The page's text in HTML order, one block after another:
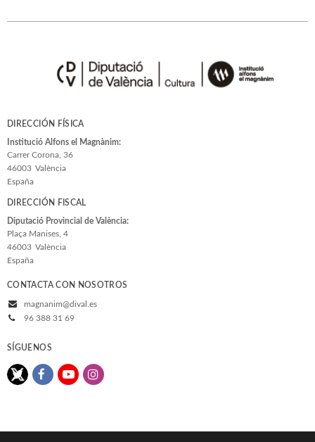
DIRECCIÓN FÍSICA
Institució Alfons el Magnànim:
Carrer Corona, 36
46003 València
España
DIRECCIÓN FISCAL
Diputació Provincial de València:
Plaça Manises, 4
46003 València
España
CONTACTA CON NOSOTROS
magnanim@dival.es
96 388 31 69
SÍGUENOS